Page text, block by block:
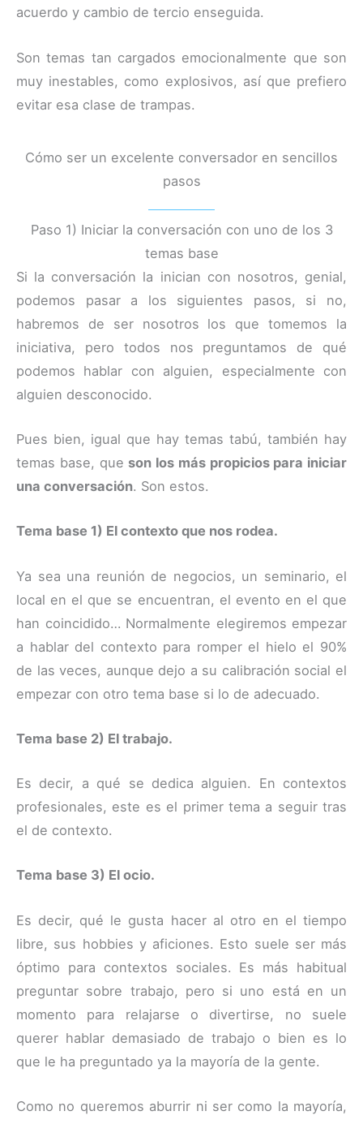
acuerdo y cambio de tercio enseguida.
Son temas tan cargados emocionalmente que son
muy inestables, como explosivos, así que prefiero
evitar esa clase de trampas.
Cómo ser un excelente conversador en sencillos
pasos
Paso 1) Iniciar la conversación con uno de los 3
temas base
Si la conversación la inician con nosotros, genial,
podemos pasar a los siguientes pasos, si no,
habremos de ser nosotros los que tomemos la
iniciativa, pero todos nos preguntamos de qué
podemos hablar con alguien, especialmente con
alguien desconocido.
Pues bien, igual que hay temas tabú, también hay
temas base, que son los más propicios para iniciar
una conversación. Son estos.
Tema base 1) El contexto que nos rodea.
Ya sea una reunión de negocios, un seminario, el
local en el que se encuentran, el evento en el que
han coincidido… Normalmente elegiremos empezar
a hablar del contexto para romper el hielo el 90%
de las veces, aunque dejo a su calibración social el
empezar con otro tema base si lo de adecuado.
Tema base 2) El trabajo.
Es decir, a qué se dedica alguien. En contextos
profesionales, este es el primer tema a seguir tras
el de contexto.
Tema base 3) El ocio.
Es decir, qué le gusta hacer al otro en el tiempo
libre, sus hobbies y aficiones. Esto suele ser más
óptimo para contextos sociales. Es más habitual
preguntar sobre trabajo, pero si uno está en un
momento para relajarse o divertirse, no suele
querer hablar demasiado de trabajo o bien es lo
que le ha preguntado ya la mayoría de la gente.
Como no queremos aburrir ni ser como la mayoría,